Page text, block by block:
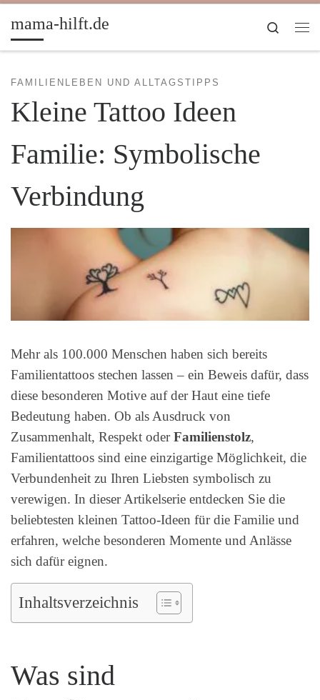
Zum Inhalt springen
mama-hilft.de
Search
FAMILIENLEBEN UND ALLTAGSTIPPS
Kleine Tattoo Ideen
Familie: Symbolische
Verbindung
Mehr als 100.000 Menschen haben sich bereits
Familientattoos stechen lassen – ein Beweis dafür, dass
diese besonderen Motive auf der Haut eine tiefe
Bedeutung haben. Ob als Ausdruck von
Zusammenhalt, Respekt oderFamilienstolz,
Familientattoos sind eine einzigartige Möglichkeit, die
Verbundenheit zu Ihren Liebsten symbolisch zu
verewigen. In dieser Artikelserie entdecken Sie die
beliebtesten kleinen Tattoo-Ideen für die Familie und
erfahren, welche besonderen Momente und Anlässe
sich dafür eignen.
Inhaltsverzeichnis
Was sind